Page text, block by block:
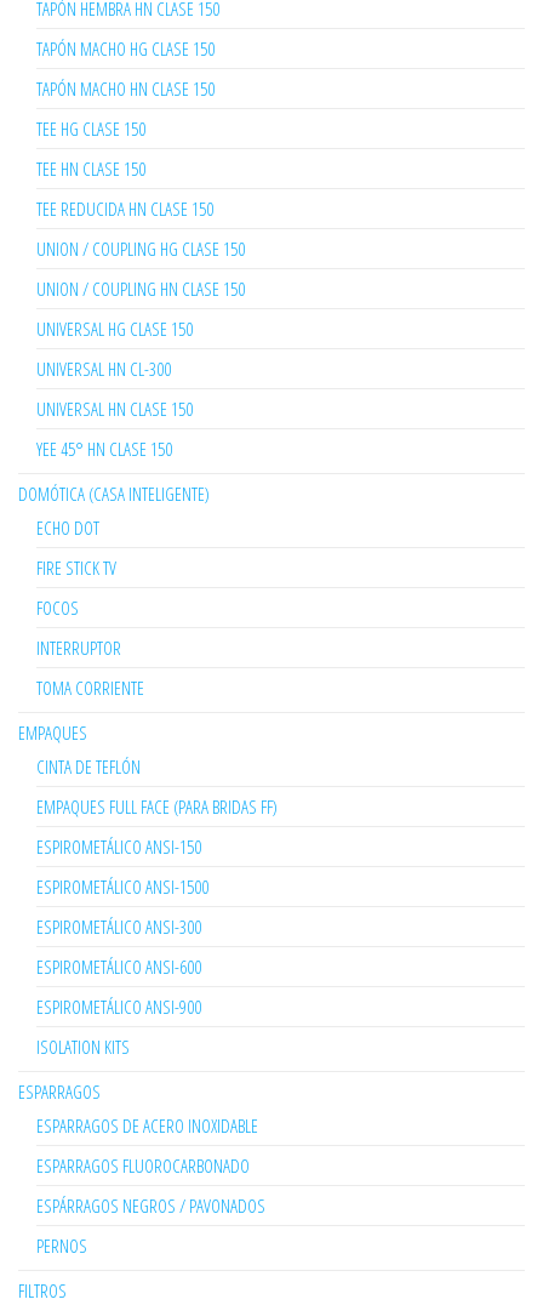
TAPÓN HEMBRA HN CLASE 150
TAPÓN MACHO HG CLASE 150
TAPÓN MACHO HN CLASE 150
TEE HG CLASE 150
TEE HN CLASE 150
TEE REDUCIDA HN CLASE 150
UNION / COUPLING HG CLASE 150
UNION / COUPLING HN CLASE 150
UNIVERSAL HG CLASE 150
UNIVERSAL HN CL-300
UNIVERSAL HN CLASE 150
YEE 45° HN CLASE 150
DOMÓTICA (CASA INTELIGENTE)
ECHO DOT
FIRE STICK TV
FOCOS
INTERRUPTOR
TOMA CORRIENTE
EMPAQUES
CINTA DE TEFLÓN
EMPAQUES FULL FACE (PARA BRIDAS FF)
ESPIROMETÁLICO ANSI-150
ESPIROMETÁLICO ANSI-1500
ESPIROMETÁLICO ANSI-300
ESPIROMETÁLICO ANSI-600
ESPIROMETÁLICO ANSI-900
ISOLATION KITS
ESPARRAGOS
ESPARRAGOS DE ACERO INOXIDABLE
ESPARRAGOS FLUOROCARBONADO
ESPÁRRAGOS NEGROS / PAVONADOS
PERNOS
FILTROS